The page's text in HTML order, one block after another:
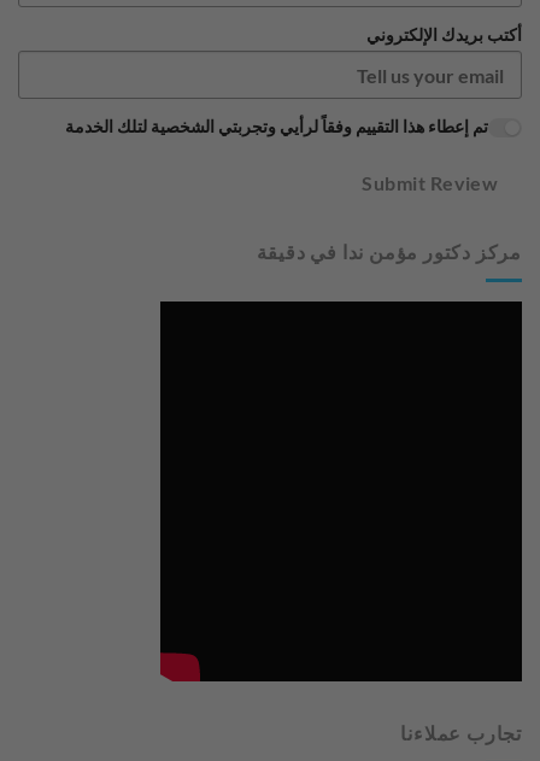
أكتب بريدك الإلكتروني
تم إعطاء هذا التقييم وفقاً لرأيي وتجربتي الشخصية لتلك الخدمة
Submit Review
مركز دكتور مؤمن ندا في دقيقة
تجارب عملاءنا